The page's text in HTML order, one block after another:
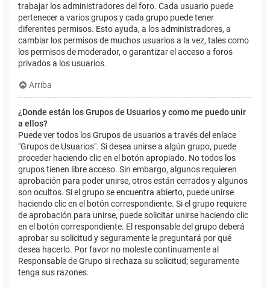
trabajar los administradores del foro. Cada usuario puede
pertenecer a varios grupos y cada grupo puede tener
diferentes permisos. Esto ayuda, a los administradores, a
cambiar los permisos de muchos usuarios a la vez, tales como
los permisos de moderador, o garantizar el acceso a foros
privados a los usuarios.
Arriba
¿Donde están los Grupos de Usuarios y como me puedo unir
a ellos?
Puede ver todos los Grupos de usuarios a través del enlace
"Grupos de Usuarios". Si desea unirse a algún grupo, puede
proceder haciendo clic en el botón apropiado. No todos los
grupos tienen libre acceso. Sin embargo, algunos requieren
aprobación para poder unirse, otros están cerrados y algunos
son ocultos. Si el grupo se encuentra abierto, puede unirse
haciendo clic en el botón correspondiente. Si el grupo requiere
de aprobación para unirse, puede solicitar unirse haciendo clic
en el botón correspondiente. El responsable del grupo deberá
aprobar su solicitud y seguramente le preguntará por qué
desea hacerlo. Por favor no moleste continuamente al
Responsable de Grupo si rechaza su solicitud; seguramente
tenga sus razones.